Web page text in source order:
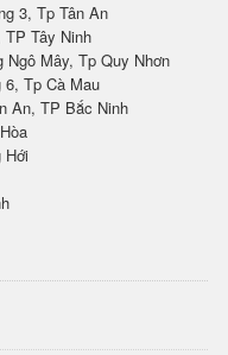
3, Tp Tân An
TP Tây Ninh
Ngô Mây, Tp Quy Nhơn
Tp Cà Mau
An, TP Bắc Ninh
Hới